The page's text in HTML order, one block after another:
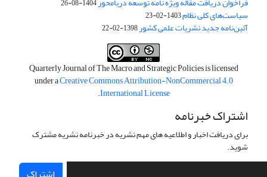
1404-08-26
سیاست‌های کلی نظام1403-02-23
آئین‌نامه جدید نشریات علمی کشور1398-02-22
Quarterly Journal of The Macro and Strategic Policies is licensed
under aCreative Commons Attribution-NonCommercial 4.0
International License
.
اشتراک خبرنامه
برای دریافت اخبار و اطلاعیه های مهم نشریه در خبرنامه نشریه مشترک
شوید.